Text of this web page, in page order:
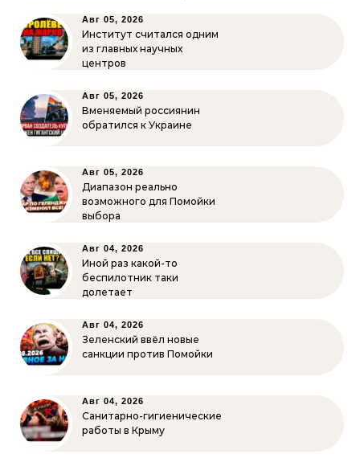
Авг 05, 2026
Институт считался одним
из главных научных
центров
Авг 05, 2026
Вменяемый россиянин
обратился к Украине
Авг 05, 2026
Диапазон реально
возможного для Помойки
выбора
Авг 04, 2026
Иной раз какой-то
беспилотник таки
долетает
Авг 04, 2026
Зеленский ввёл новые
санкции против Помойки
Авг 04, 2026
Санитарно-гигиенические
работы в Крыму